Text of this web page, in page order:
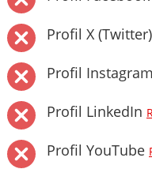
Profil X (Twitter)
Profil Instagram
Profil LinkedIn
Profil YouTube